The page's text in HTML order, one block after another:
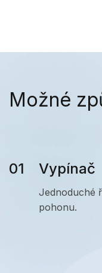
Možné
Vypínač
Jednoduché
pohonu.